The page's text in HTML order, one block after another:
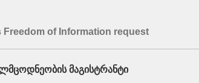
of Information request
მაგისტრანტი